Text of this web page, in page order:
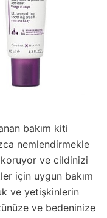
bakım kiti
nemlendirmekle
ve cildinizi
için uygun bakım
ve yetişkinlerin
ve bedeninize